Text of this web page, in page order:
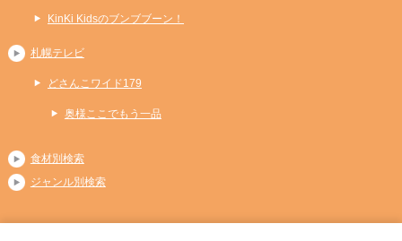
KinKi Kidsのブンブブーン！
札幌テレビ
どさんこワイド179
奥様ここでもう一品
食材別検索
ジャンル別検索